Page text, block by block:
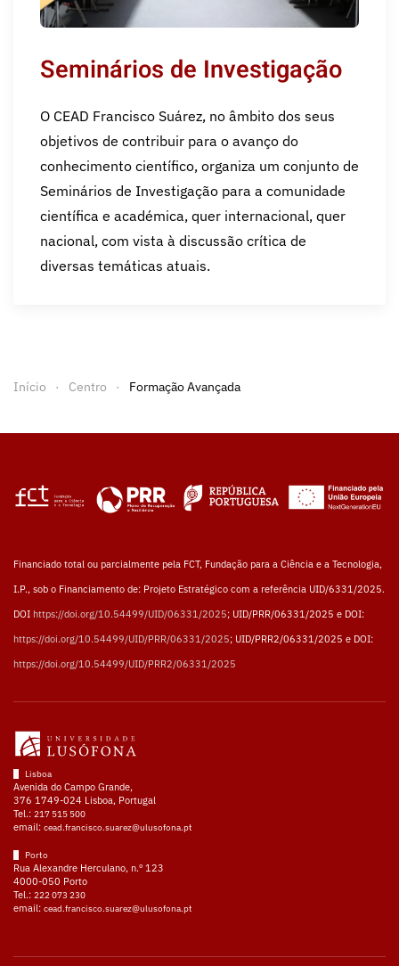
Seminários de Investigação
O CEAD Francisco Suárez, no âmbito dos seus
objetivos de contribuir para o avanço do
conhecimento científico, organiza um conjunto de
Seminários de Investigação para a comunidade
científica e académica, quer internacional, quer
nacional, com vista à discussão crítica de
diversas temáticas atuais.
Início Centro Formação Avançada
Financiado total ou parcialmente pela FCT, Fundação para a Ciência e a Tecnologia,
I.P., sob o Financiamento de: Projeto Estratégico com a referência UID/6331/2025.
DOI https://doi.org/10.54499/UID/06331/2025; UID/PRR/06331/2025 e DOI:
https://doi.org/10.54499/UID/PRR/06331/2025; UID/PRR2/06331/2025 e DOI:
https://doi.org/10.54499/UID/PRR2/06331/2025
Lisboa
Avenida do Campo Grande,
376 1749-024 Lisboa, Portugal
Tel.: 217 515 500
email: cead.francisco.suarez@ulusofona.pt
Porto
Rua Alexandre Herculano, n.º 123
4000-050 Porto
Tel.: 222 073 230
email: cead.francisco.suarez@ulusofona.pt